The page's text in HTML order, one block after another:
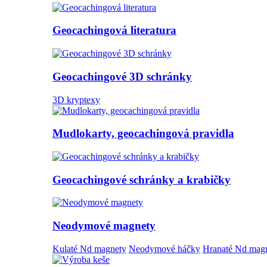
Geocachingová literatura
Geocachingové 3D schránky
3D kryptexy
Mudlokarty, geocachingová pravidla
Geocachingové schránky a krabičky
Neodymové magnety
Kulaté Nd magnety Neodymové háčky Hranaté Nd